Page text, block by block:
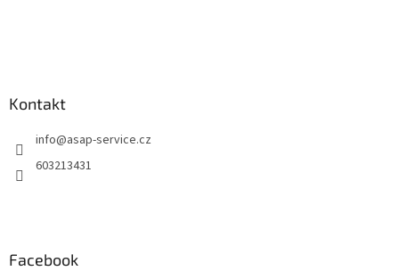
Kontakt
info@asap-service.cz
603213431
Facebook